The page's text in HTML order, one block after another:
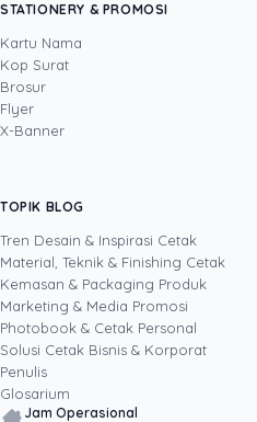
pengalaman lebih
sales, operasional,
bisnis, dan layanan
Sales Uprint.id, ia
pelanggan B2B
dari kartu nama,
kebutuhan
proses bisnis, ia
nyata di lapangan
cetak membantu
transaksi dan
Popular
STATIONERY & PROMOSI
Kartu Nama
Kop Surat
Brosur
Flyer
X-Banner
TOPIK BLOG
Tren Desain & Inspirasi Cetak
Material, Teknik & Finishing Cetak
Kemasan & Packaging Produk
Marketing & Media Promosi
Photobook & Cetak Personal
Solusi Cetak Bisnis & Korporat
Penulis
Glosarium
Jam Operasional